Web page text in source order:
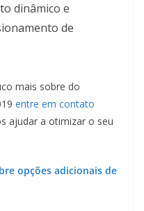
dinâmico e
de
mais sobre do
entre em contato
ajudar a otimizar o seu
opções adicionais de